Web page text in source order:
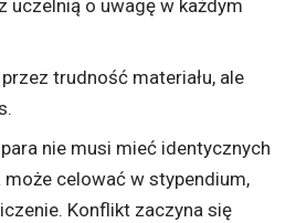
uczelnią o uwagę w każdym
trudność materiału, ale
nie musi mieć identycznych
celować w stypendium,
Konflikt zaczyna się